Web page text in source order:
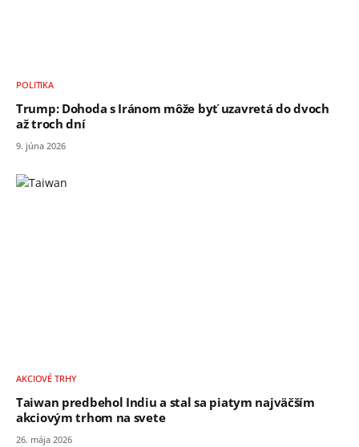
POLITIKA
Trump: Dohoda s Iránom môže byť uzavretá do dvoch
až troch dní
9. júna 2026
AKCIOVÉ TRHY
Taiwan predbehol Indiu a stal sa piatym najväčším
akciovým trhom na svete
26. mája 2026